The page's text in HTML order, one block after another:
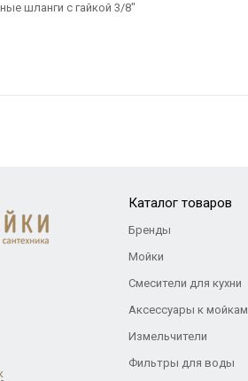
шланги с гайкой 3/8"
Каталог товаров
Бренды
Мойки
Смесители для кухни
Аксессуары к мойкам
Измельчители
Фильтры для воды